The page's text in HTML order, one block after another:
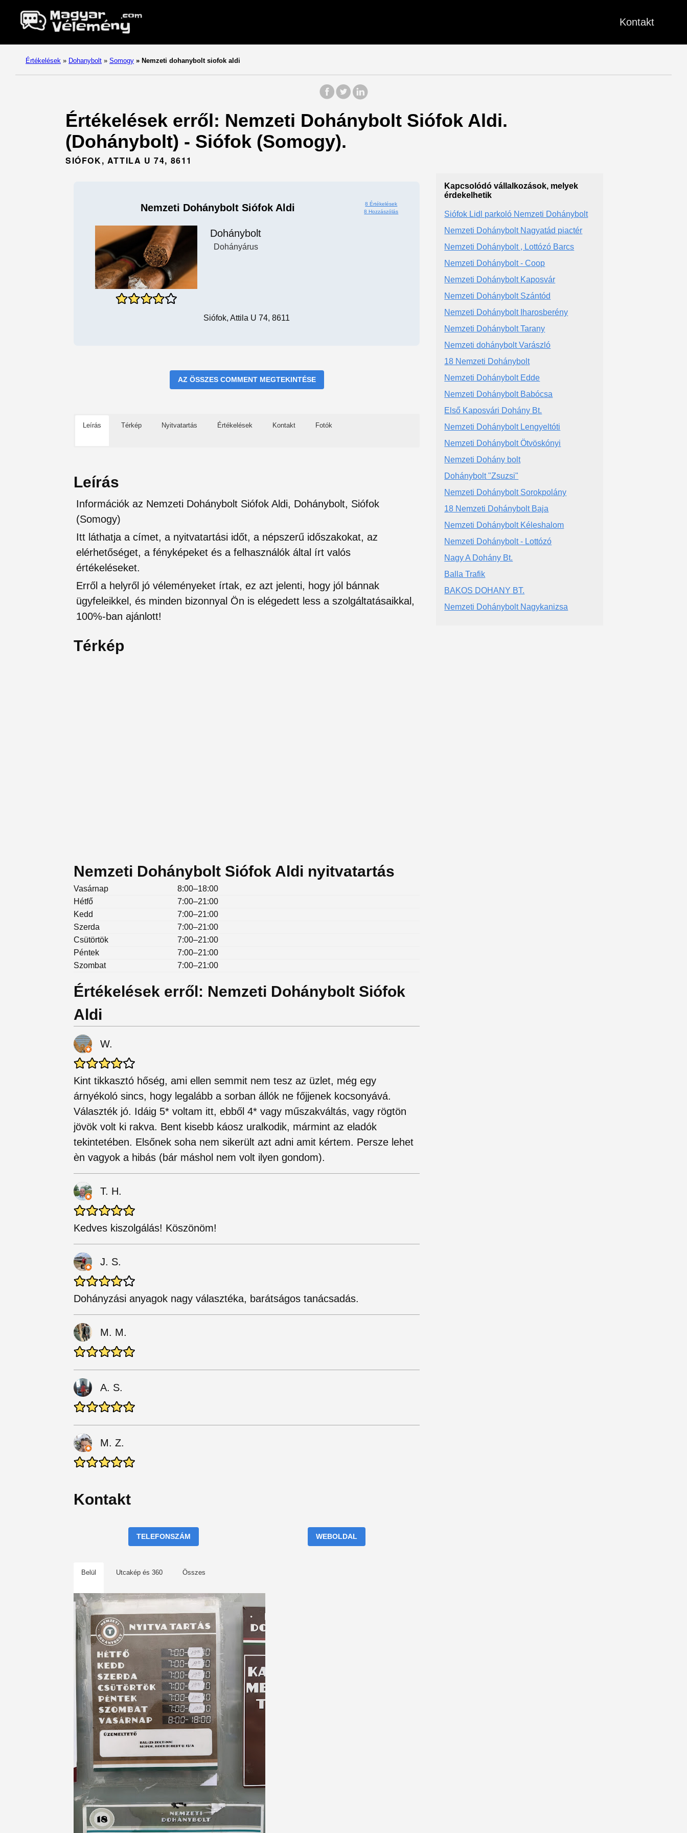
Kontakt
Értékelések » Dohanybolt » Somogy » Nemzeti dohanybolt siofok aldi
Értékelések erről: Nemzeti Dohánybolt Siófok Aldi.
(Dohánybolt) - Siófok (Somogy).
SIÓFOK, ATTILA U 74, 8611
Nemzeti Dohánybolt Siófok Aldi
8 Értékelések
8 Hozzászólás
Dohánybolt
Dohányárus
Siófok, Attila U 74, 8611
AZ ÖSSZES COMMENT MEGTEKINTÉSE
Leírás Térkép Nyitvatartás Értékelések Kontakt Fotók
Leírás
Információk az Nemzeti Dohánybolt Siófok Aldi, Dohánybolt, Siófok
(Somogy)
Itt láthatja a címet, a nyitvatartási időt, a népszerű időszakokat, az
elérhetőséget, a fényképeket és a felhasználók által írt valós
értékeléseket.
Erről a helyről jó véleményeket írtak, ez azt jelenti, hogy jól bánnak
ügyfeleikkel, és minden bizonnyal Ön is elégedett less a szolgáltatásaikkal,
100%-ban ajánlott!
Térkép
Nemzeti Dohánybolt Siófok Aldi nyitvatartás
Vasárnap
8:00–18:00
Hétfő
7:00–21:00
Kedd
7:00–21:00
Szerda
7:00–21:00
Csütörtök
7:00–21:00
Péntek
7:00–21:00
Szombat
7:00–21:00
Értékelések erről: Nemzeti Dohánybolt Siófok
Aldi
W.
Kint tikkasztó hőség, ami ellen semmit nem tesz az üzlet, még egy
árnyékoló sincs, hogy legalább a sorban állók ne főjjenek kocsonyává.
Választék jó. Idáig 5* voltam itt, ebből 4* vagy műszakváltás, vagy rögtön
jövök volt ki rakva. Bent kisebb káosz uralkodik, mármint az eladók
tekintetében. Elsőnek soha nem sikerült azt adni amit kértem. Persze lehet
èn vagyok a hibás (bár máshol nem volt ilyen gondom).
T. H.
Kedves kiszolgálás! Köszönöm!
J. S.
Dohányzási anyagok nagy választéka, barátságos tanácsadás.
M. M.
A. S.
M. Z.
Kontakt
TELEFONSZÁM WEBOLDAL
Belül Utcakép és 360 Összes
Kapcsolódó vállalkozások, melyek
érdekelhetik
Siófok Lidl parkoló Nemzeti Dohánybolt
Nemzeti Dohánybolt Nagyatád piactér
Nemzeti Dohánybolt , Lottózó Barcs
Nemzeti Dohánybolt - Coop
Nemzeti Dohánybolt Kaposvár
Nemzeti Dohánybolt Szántód
Nemzeti Dohánybolt Iharosberény
Nemzeti Dohánybolt Tarany
Nemzeti dohánybolt Varászló
18 Nemzeti Dohánybolt
Nemzeti Dohánybolt Edde
Nemzeti Dohánybolt Babócsa
Első Kaposvári Dohány Bt.
Nemzeti Dohánybolt Lengyeltóti
Nemzeti Dohánybolt Ötvöskónyi
Nemzeti Dohány bolt
Dohánybolt "Zsuzsi"
Nemzeti Dohánybolt Sorokpolány
18 Nemzeti Dohánybolt Baja
Nemzeti Dohánybolt Kéleshalom
Nemzeti Dohánybolt - Lottózó
Nagy A Dohány Bt.
Balla Trafik
BAKOS DOHANY BT.
Nemzeti Dohánybolt Nagykanizsa